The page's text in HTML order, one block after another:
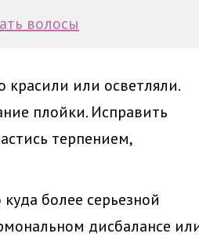
волосы
или осветляли.
плойки. Исправить
терпением,
более серьезной
дисбалансе